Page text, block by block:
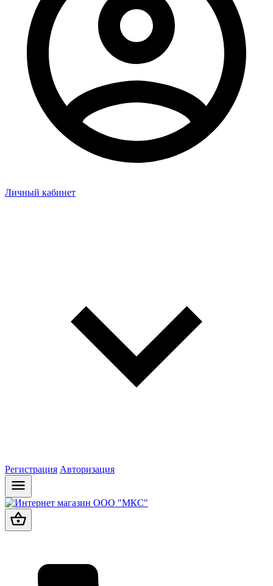
Личный кабинет
Регистрация Авторизация